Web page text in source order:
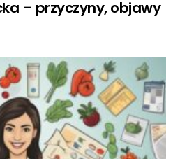
– przyczyny, objawy